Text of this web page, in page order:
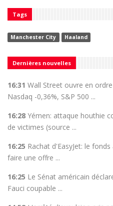
Tags
Manchester City Haaland
Dernières nouvelles
16:31 Wall Street ouvre en
Nasdaq -0,36%, S&P 500 ...
16:28 Yémen: attaque houthie
de victimes (source ...
16:25 Rachat d'EasyJet: le
faire une offre ...
16:25 Le Sénat américain
Fauci coupable ...